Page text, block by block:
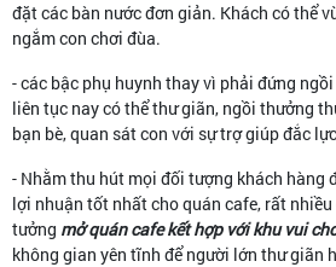
đặt các bàn nước đơn giản. Khách có thể
ngắm con chơi đùa.
- các bậc phụ huynh thay vì phải đứng
liên tục nay có thể thư giãn, ngồi thưởng
bạn bè, quan sát con với sự trợ giúp đắc
- Nhằm thu hút mọi đối tượng khách hàng
lợi nhuận tốt nhất cho quán cafe, rất
tưởng mở quán cafe kết hợp với khu vui
không gian yên tĩnh để người lớn thư giãn